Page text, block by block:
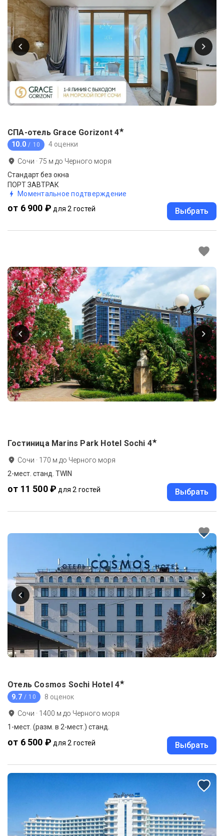
СПА-отель Grace Gorizont 4★
10.0 / 10 4 оценки
Сочи ·75 м до Черного моря
Стандарт без окна
ПОРТ ЗАВТРАК
Моментальное подтверждение
от 6 900 ₽ для 2 гостей Выбрать
Гостиница Marins Park Hotel Sochi 4★
Сочи · 170 м до Черного моря
2-мест. станд. TWIN
от 11 500 ₽ для 2 гостей Выбрать
Отель Cosmos Sochi Hotel 4★
9.7 / 10 8 оценок
Сочи · 1400 м до Черного моря
1-мест. (разм. в 2-мест.) станд.
от 6 500 ₽ для 2 гостей Выбрать